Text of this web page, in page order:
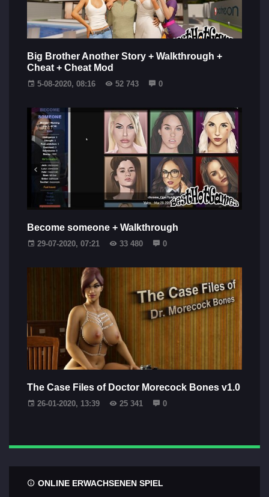
Big Brother Another Story + Walkthrough +
Cheat + Cheat Mod
5-08-2020, 08:16 52 743 0
Become someone + Walkthrough
29-07-2020, 07:21 33 480 0
The Case Files of Doctor Morecock Bones v1.0
26-01-2020, 13:39 25 341 0
ONLINE ERWACHSENEN SPIEL